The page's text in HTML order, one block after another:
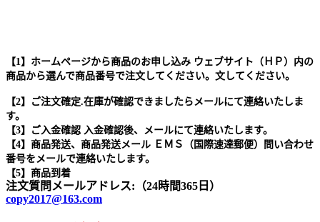
【1】ホームページから商品のお申し込み ウェブサイト（ＨＰ）内の
商品から選んで商品番号で注文してください。文してください。
【2】ご注文確定.在庫が確認できましたらメールにて連絡いたしま
す。
【3】ご入金確認 入金確認後、メールにて連絡いたします。
【4】商品発送、商品発送メール ＥＭＳ（国際速達郵便）問い合わせ
番号をメールで連絡いたします。
【5】商品到着
注文質問メールアドレス:（24時間365日）
copy2017@163.com